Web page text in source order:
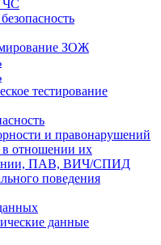
ЧС
ЗОЖ
тестирование
и правонарушений
в отношении их
ПАВ, ВИЧ/СПИД
поведения
данные